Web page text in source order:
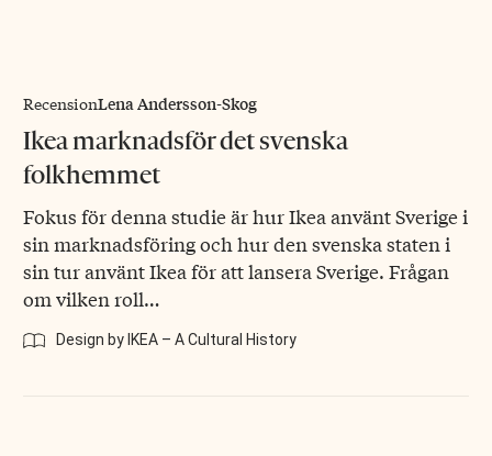
RecensionLena Andersson-Skog
Ikea marknadsför det svenska
folkhemmet
Fokus för denna studie är hur Ikea använt Sverige i
sin marknadsföring och hur den svenska staten i
sin tur använt Ikea för att lansera Sverige. Frågan
om vilken roll…
Design by IKEA – A Cultural History